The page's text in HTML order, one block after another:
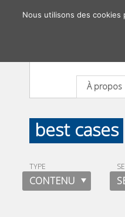
À propos
best cases
TYPE
CONTENU
Nous utilisons des